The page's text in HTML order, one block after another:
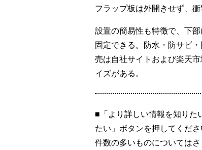
フラップ板は外開きせず、
設置の簡易性も特徴で、下
固定できる。防水・防サビ
売は自社サイトおよび楽天
イズがある。
■「より詳しい情報を知りた
たい」ボタンを押してくだ
件数の多いものについては